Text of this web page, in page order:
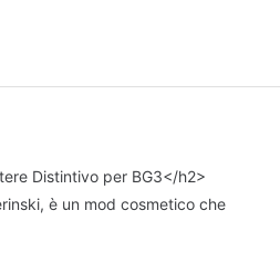
Distintivo per BG3</h2>
è un mod cosmetico che